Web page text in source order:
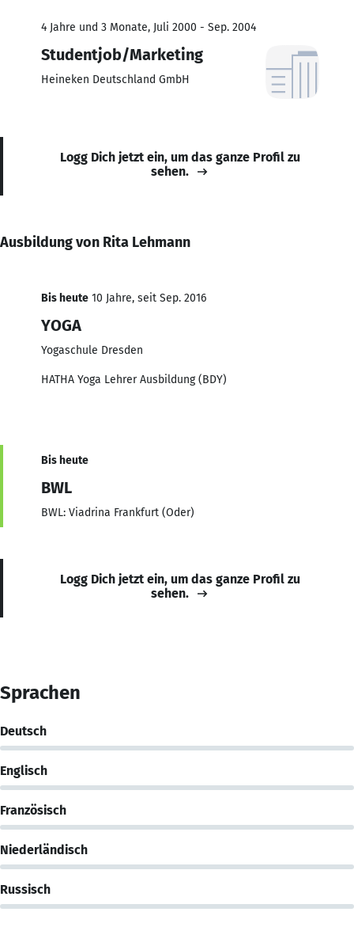
4 Jahre und 3 Monate, Juli 2000 - Sep. 2004
Studentjob/Marketing
Heineken Deutschland GmbH
Logg Dich jetzt ein, um das ganze Profil zu
sehen.
Ausbildung von Rita Lehmann
Bis heute 10 Jahre, seit Sep. 2016
YOGA
Yogaschule Dresden
HATHA Yoga Lehrer Ausbildung (BDY)
Bis heute
BWL
BWL: Viadrina Frankfurt (Oder)
Logg Dich jetzt ein, um das ganze Profil zu
sehen.
Sprachen
Deutsch
Englisch
Französisch
Niederländisch
Russisch